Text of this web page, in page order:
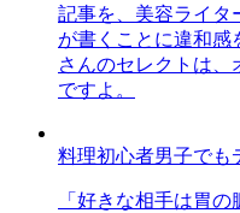
記事を、美容ライタ
が書くことに違和感
さんのセレクトは
ですよ。
料理初心者男子でも
「好きな相手は胃